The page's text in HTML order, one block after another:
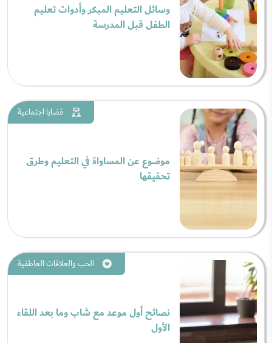
وسائل التعليم المبكر وأدوات تعليم
الطفل قبل المدرسة
قضايا اجتماعية
موضوع عن المساواة في التعليم وطرق
تحقيقها
الحب والعلاقات العاطفية
نصائح أول موعد مع شاب وما بعد اللقاء
الأول